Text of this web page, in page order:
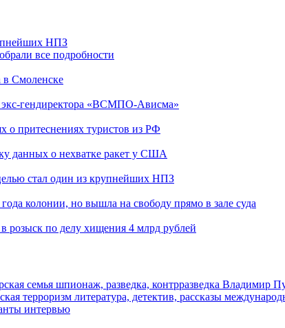
НПЗ
все подробности
в Смоленске
экс-гендиректора «ВСМПО-Ависма»
о притеснениях туристов из РФ
данных о нехватке ракет у США
стал один из крупнейших НПЗ
колонии, но вышла на свободу прямо в зале суда
розыск по делу хищения 4 млрд рублей
семья шпионаж, разведка, контрразведка Владимир
терроризм литература, детектив, рассказы
интервью